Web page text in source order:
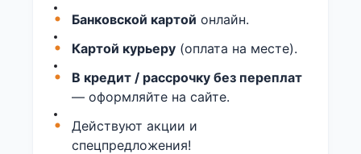
Банковской картой онлайн.
Картой курьеру(оплата на месте).
В кредит / рассрочку без переплат
— оформляйте на сайте.
Действуют акции и
спецпредложения!